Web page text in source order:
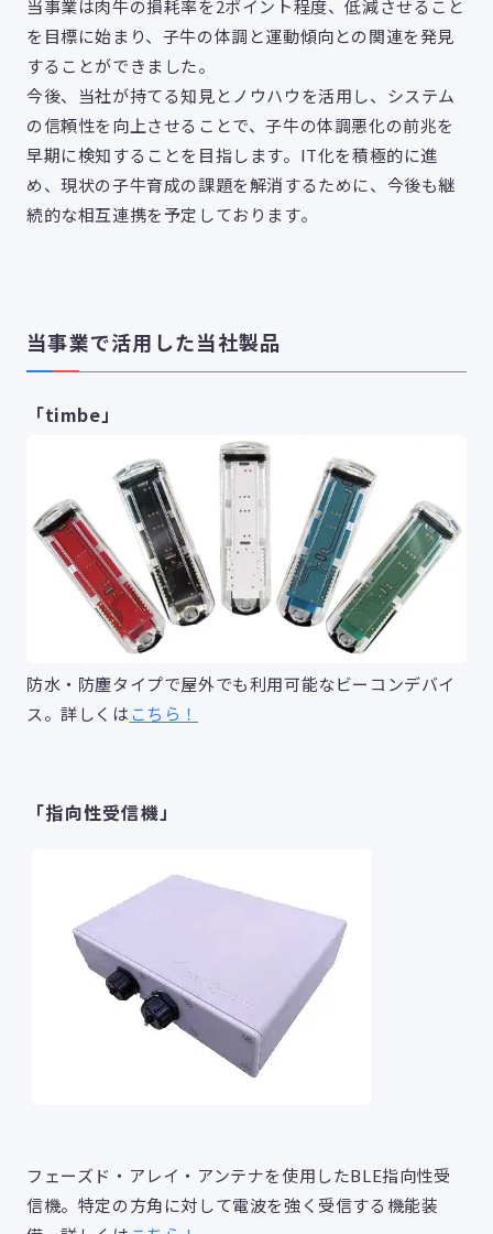
当事業は肉牛の損耗率を2ポイント程度、低減させること
を目標に始まり、子牛の体調と運動傾向との関連を発見
することができました。
今後、当社が持てる知見とノウハウを活用し、システム
の信頼性を向上させることで、子牛の体調悪化の前兆を
早期に検知することを目指します。IT化を積極的に進
め、現状の子牛育成の課題を解消するために、今後も継
続的な相互連携を予定しております。
当事業で活用した当社製品
「timbe」
防水・防塵タイプで屋外でも利用可能なビーコンデバイ
ス。詳しくはこちら！
「指向性受信機」
フェーズド・アレイ・アンテナを使用したBLE指向性受
信機。特定の方角に対して電波を強く受信する機能装